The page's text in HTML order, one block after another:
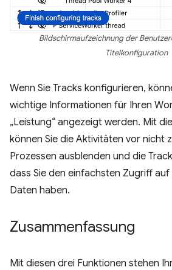
Bildschirmaufzeichnung der
Titelkonfiguration
Wenn Sie Tracks konfigurieren,
wichtige Informationen für Ihren
„Leistung“ angezeigt werden. Mit
können Sie die Aktivitäten vor nicht
Prozessen ausblenden und die
dass Sie den einfachsten Zugriff
Daten haben.
Zusammenfassung
Mit diesen drei Funktionen stehen